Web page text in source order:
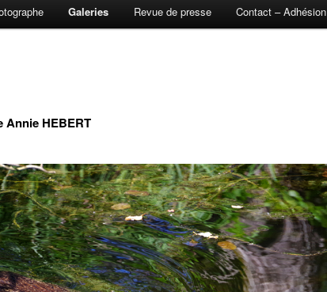
Galeries Revue de presse Contact – Adhésion
Annie HEBERT